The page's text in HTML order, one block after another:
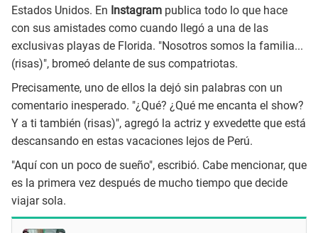
Estados Unidos. En Instagram publica todo lo que hace
con sus amistades como cuando llegó a una de las
exclusivas playas de Florida. "Nosotros somos la familia...
(risas)", bromeó delante de sus compatriotas.
Precisamente, uno de ellos la dejó sin palabras con un
comentario inesperado. "¿Qué? ¿Qué me encanta el show?
Y a ti también (risas)", agregó la actriz y exvedette que está
descansando en estas vacaciones lejos de Perú.
"Aquí con un poco de sueño", escribió. Cabe mencionar, que
es la primera vez después de mucho tiempo que decide
viajar sola.